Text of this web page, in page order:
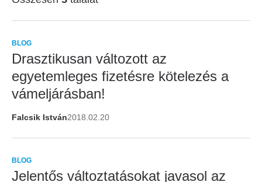
BLOG
Drasztikusan változott az
egyetemleges fizetésre kötelezés a
vámeljárásban!
Falcsik István2018.02.20
BLOG
Jelentős változtatásokat javasol az